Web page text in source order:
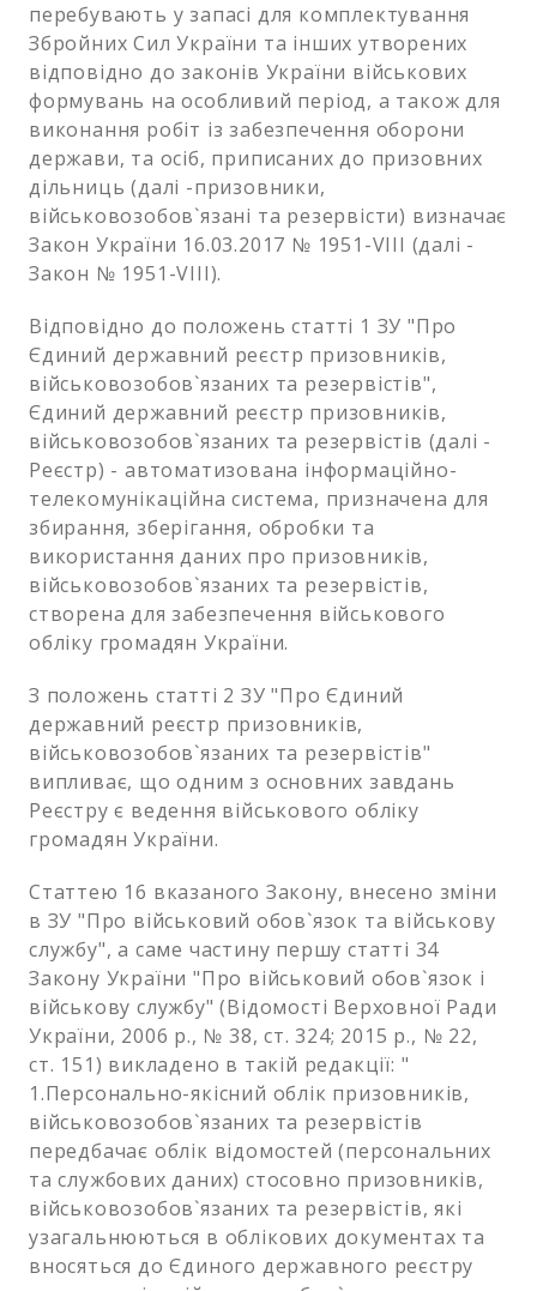
перебувають у запасі для комплектування
Збройних Сил України та інших утворених
відповідно до законів України військових
формувань на особливий період, а також для
виконання робіт із забезпечення оборони
держави, та осіб, приписаних до призовних
дільниць (далі -призовники,
військовозобов`язані та резервісти) визначає
Закон України 16.03.2017 № 1951-VIII (далі -
Закон № 1951-VIII).
Відповідно до положень статті 1 ЗУ "Про
Єдиний державний реєстр призовників,
військовозобов`язаних та резервістів",
Єдиний державний реєстр призовників,
військовозобов`язаних та резервістів (далі -
Реєстр) - автоматизована інформаційно-
телекомунікаційна система, призначена для
збирання, зберігання, обробки та
використання даних про призовників,
військовозобов`язаних та резервістів,
створена для забезпечення військового
обліку громадян України.
З положень статті 2 ЗУ "Про Єдиний
державний реєстр призовників,
військовозобов`язаних та резервістів"
випливає, що одним з основних завдань
Реєстру є ведення військового обліку
громадян України.
Статтею 16 вказаного Закону, внесено зміни
в ЗУ "Про військовий обов`язок та військову
службу", а саме частину першу статті 34
Закону України "Про військовий обов`язок і
військову службу" (Відомості Верховної Ради
України, 2006 p., № 38, ст. 324; 2015 p., № 22,
ст. 151) викладено в такій редакції: "
1.Персонально-якісний облік призовників,
військовозобов`язаних та резервістів
передбачає облік відомостей (персональних
та службових даних) стосовно призовників,
військовозобов`язаних та резервістів, які
узагальнюються в облікових документах та
вносяться до Єдиного державного реєстру